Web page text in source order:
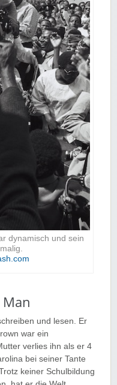
dynamisch und sein
und lesen. Er
war ein
verlies ihn als er 4
bei seiner Tante
keiner Schulbildung